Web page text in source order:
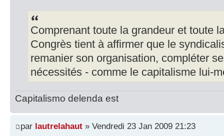
Comprenant toute la grandeur et toute
Congrès tient à affirmer que le
remanier son organisation, compléter
nécessités - comme le capitalisme lui-
Capitalismo delenda est
par lautrelahaut » Vendredi 23 Jan 2009 21:23